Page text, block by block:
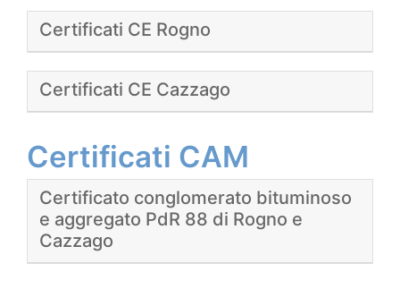
Certificati CE Rogno
Certificati CE Cazzago
Certificati CAM
Certificato conglomerato bituminoso
e aggregato PdR 88 di Rogno e
Cazzago